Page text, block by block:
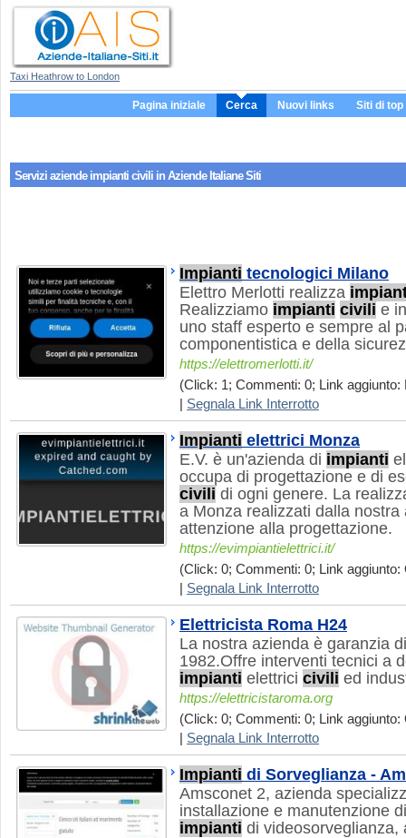
Taxi Heathrow to London
Pagina iniziale Cerca Nuovi links Siti di top
Servizi aziende impianti civili in Aziende Italiane Siti
Impianti tecnologici Milano
Elettro Merlotti realizza
Realizziamo impianti civili e
uno staff esperto e sempre al
componentistica e della
https://elettromerlotti.it/
(Click: 1; Commenti: 0; Link aggiunto:
Segnala Link Interrotto
Impianti elettrici Monza
E.V. è un'azienda di impianti
occupa di progettazione e di
civili di ogni genere. La
a Monza realizzati dalla
attenzione alla progettazione.
https://evimpiantielettrici.it/
(Click: 0; Commenti: 0; Link aggiunto:
Segnala Link Interrotto
Elettricista Roma H24
La nostra azienda è garanzia
1982.Offre interventi tecnici a
impianti elettrici civili ed
https://elettricistaroma.org
(Click: 0; Commenti: 0; Link aggiunto:
Segnala Link Interrotto
Impianti di Sorveglianza -
Amsconet 2, azienda
installazione e manutenzione
impianti di videosorveglianza,